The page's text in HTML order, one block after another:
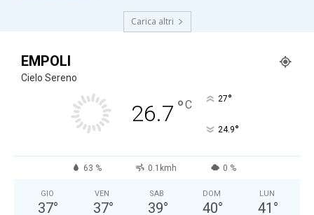
Carica altri
EMPOLI
Cielo Sereno
26.7 °C 27°
24.9°
63 % 0.1kmh 0 %
GIO
37°
VEN
37°
SAB
39°
DOM
40°
LUN
41 °